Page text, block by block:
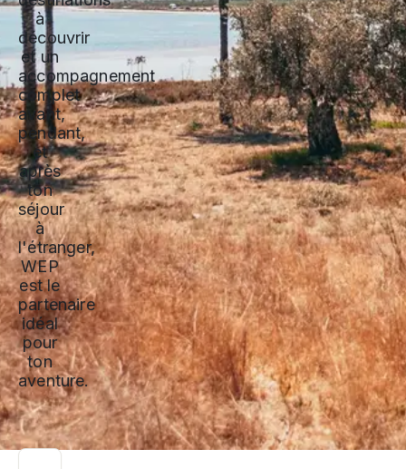
à
découvrir
et un
accompagnement
complet
avant,
pendant,
et
après
ton
séjour
à
l'étranger,
WEP
est le
partenaire
idéal
pour
ton
aventure.